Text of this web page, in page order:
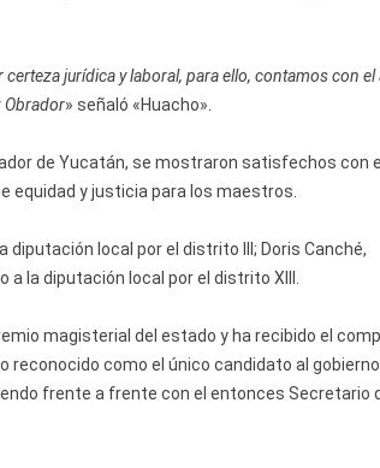
jurídica y laboral, para ello, contamos con el
Obrador» señaló «Huacho».
de Yucatán, se mostraron satisfechos con
equidad y justicia para los maestros.
diputación local por el distrito III; Doris Canché,
la diputación local por el distrito XIII.
magisterial del estado y ha recibido el
reconocido como el único candidato al
frente a frente con el entonces Secretario